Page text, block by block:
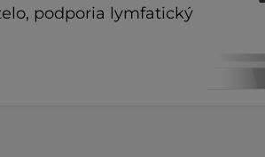
podporia lymfatický